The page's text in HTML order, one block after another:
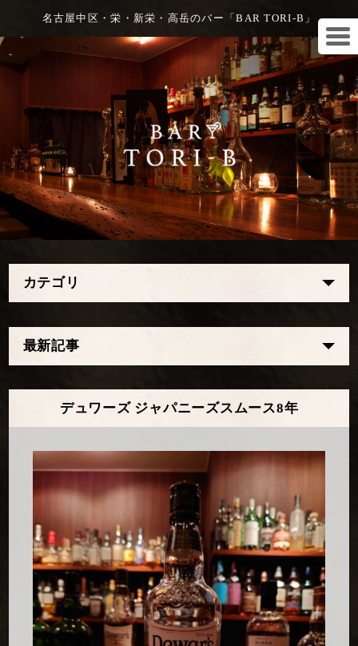
名古屋中区・栄・新栄・高岳のバー「BAR TORI-B」
カテゴリ
最新記事
デュワーズ ジャパニーズスムース8年